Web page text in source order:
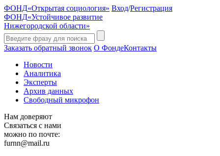
ФОНД«Открытая социология» Вход/Регистрация
ФОНД«Устойчивое развитие
Нижегородской области»
Заказать обратный звонок О ФондеКонтакты
Новости
Аналитика
Эксперты
Архив данных
Свободный микрофон
Нам доверяют
Связаться с нами
можно по почте:
furnn@mail.ru